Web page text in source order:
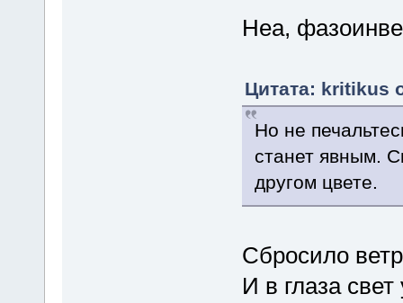
Неа,
Цитата: kritikus
Но не
станет явным.
другом цвете.
Сбросило
И в глаза